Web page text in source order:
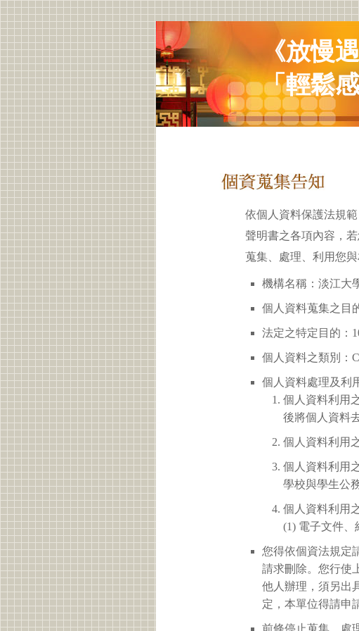
《放慢
「輕鬆
依個人資料保護法規
聲明書之各項內容，
蒐集、處理、利用您
機構名稱：淡江大
個人資料蒐集之目
法定之特定目的：
個人資料之類別：
個人資料處理及利
個人資料利用
後將個人資料
個人資料利用
個人資料利用
學校與學生公
個人資料利用
(1) 電子文件、
您得依個資法規定
請求刪除。您行使
他人辦理，須另出
定，本單位得請申
前條停止蒐集、處